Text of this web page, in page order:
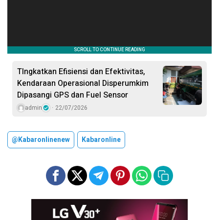
TIngkatkan Efisiensi dan Efektivitas,
Kendaraan Operasional Disperumkim
Dipasangi GPS dan Fuel Sensor
admin 22/07/2026
@kabaronlinenew Kabaronline